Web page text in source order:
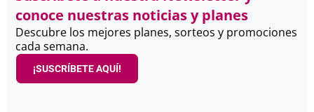
conoce nuestras noticias y planes
Descubre los mejores planes, sorteos y promociones
cada semana.
¡SUSCRÍBETE AQUÍ!